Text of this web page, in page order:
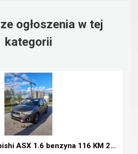
ogłoszenia w tej
kategorii
Sprzedam Mitsubishi ASX 1.6 benzyna 116 KM 2016r